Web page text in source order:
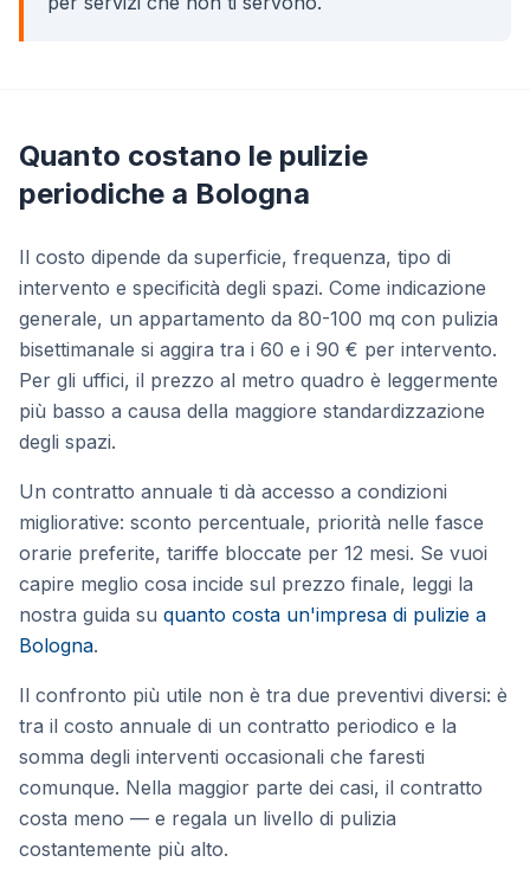
Quanto costano le pulizie
periodiche a Bologna
Il costo dipende da superficie, frequenza, tipo di
intervento e specificità degli spazi. Come indicazione
generale, un appartamento da 80-100 mq con pulizia
bisettimanale si aggira tra i 60 e i 90 € per intervento.
Per gli uffici, il prezzo al metro quadro è leggermente
più basso a causa della maggiore standardizzazione
degli spazi.
Un contratto annuale ti dà accesso a condizioni
migliorative: sconto percentuale, priorità nelle fasce
orarie preferite, tariffe bloccate per 12 mesi. Se vuoi
capire meglio cosa incide sul prezzo finale, leggi la
nostra guida su quanto costa un'impresa di pulizie a
Bologna.
Il confronto più utile non è tra due preventivi diversi: è
tra il costo annuale di un contratto periodico e la
somma degli interventi occasionali che faresti
comunque. Nella maggior parte dei casi, il contratto
costa meno — e regala un livello di pulizia
costantemente più alto.